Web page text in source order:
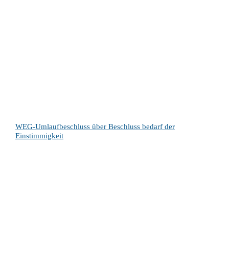
WEG-Umlaufbeschluss über Beschluss bedarf der
Einstimmigkeit